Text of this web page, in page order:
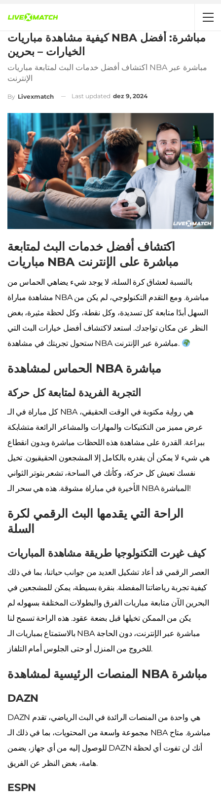
كيفية مشاهدة مباريات NBA مباشرة: أفضل
الخيارات – بحرين
اكتشاف أفضل خدمات البث لمتابعة مباريات NBA مباشرة عبر
الإنترنت
By Livexmatch Last updated dez 9, 2024
اكتشاف أفضل خدمات البث لمتابعة
مباريات NBA مباشرة على الإنترنت
بالنسبة لعشاق كرة السلة، لا يوجد شيء يضاهي الحماس من
مشاهدة مباراة NBA مباشرة. ومع التقدم التكنولوجي، لم يكن من
السهل أبدًا متابعة كل تسديدة، وكل نقطة، وكل لحظة مثيرة، بغض
النظر عن مكان تواجدك. استعد لاكتشاف أفضل خيارات البث التي
ستحول تجربتك في مشاهدة NBA مباشرة عبر الإنترنت.
الحماس لمشاهدة NBA مباشرة
التجربة الفريدة لمتابعة كل حركة
كل مباراة في الـ NBA هي رواية مكتوبة في الوقت الحقيقي،
عرض مميز من التكتيكات والمهارات والمشاعر الرائعة متشابكة
ببراعة. القدرة على مشاهدة هذه اللحظات مباشرة وبدون انقطاع
هي شيء لا يمكن أن يقدره بالكامل إلا المشجعون الحقيقيون. تخيل
نفسك تعيش كل حركة، وكأنك في الساحة، تشعر بتوتر الثواني
الأخيرة في مباراة مشوقة. هذه هي سحر الـ NBA المباشرة!
الراحة التي يقدمها البث الرقمي لكرة
السلة
كيف غيرت التكنولوجيا طريقة مشاهدة المباريات
العصر الرقمي قد أعاد تشكيل العديد من جوانب حياتنا، بما في ذلك
كيفية تجربة رياضاتنا المفضلة. بنقرة بسيطة، يمكن للمشجعين في
البحرين الآن متابعة مباريات الفرق والبطولات المختلفة بسهوله لم
يكن من الممكن تخيلها قبل بضعة عقود. هذه الراحة تسمح لنا
بالاستمتاع بمباريات الـ NBA مباشرة عبر الإنترنت، دون الحاجة
للخروج من المنزل أو حتى الجلوس أمام التلفاز.
المنصات الرئيسية لمشاهدة NBA مباشرة
DAZN
DAZN هي واحدة من المنصات الرائدة في البث الرياضي، تقدم
مجموعة واسعة من المحتويات، بما في ذلك الـ NBA مباشرة. متاح
للوصول إليه من أي جهاز، يضمن DAZN أنك لن تفوت أي لحظة
هامة، بغض النظر عن الفريق.
ESPN